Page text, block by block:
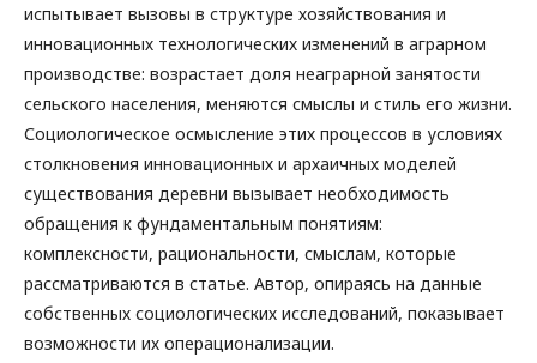
испытывает вызовы в структуре хозяйствования и
инновационных технологических изменений в аграрном
производстве: возрастает доля неаграрной занятости
сельского населения, меняются смыслы и стиль его жизни.
Социологическое осмысление этих процессов в условиях
столкновения инновационных и архаичных моделей
существования деревни вызывает необходимость
обращения к фундаментальным понятиям:
комплексности, рациональности, смыслам, которые
рассматриваются в статье. Автор, опираясь на данные
собственных социологических исследований, показывает
возможности их операционализации.